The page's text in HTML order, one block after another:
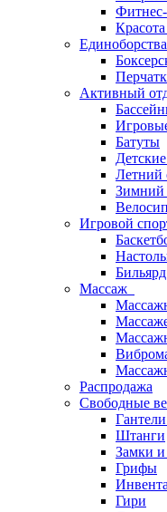
Единоборства
Активный
Батуты
Летний
Зимний
Игровой
Массаж
Распродажа
Свободные
Штанги
Замки и
Грифы
Гири